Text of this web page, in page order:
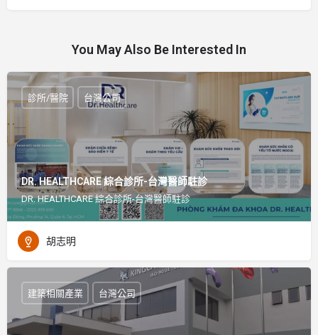
You May Also Be Interested In
DR. HEALTHCARE 綜合診所-台灣醫師駐診
DR. HEALTHCARE 綜合診所-台灣醫師駐診
診所/醫院 台灣公司
胡志明
建築相關產業 台灣公司